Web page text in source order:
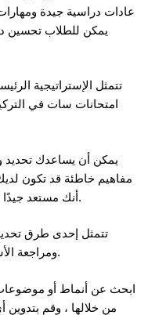
عادات دراسية جيدة ومهارات
يمكن للطلاب تحسين
تتمثل الإستراتيجية
امتحانات سات في
يمكن أن يساعدك
مفاهيم خاطئة قد تكون
أنك مستعد جيدًا لأنواع المشكلات التي تمثل أكثر تحديًا لك.
تتمثل إحدى طرق
ومراجعة الأسئلة التي أجبت عليها بشكل خاطئ بعناية.
ابحث عن أنماط أو
من خلالها ، وقم بتدوين